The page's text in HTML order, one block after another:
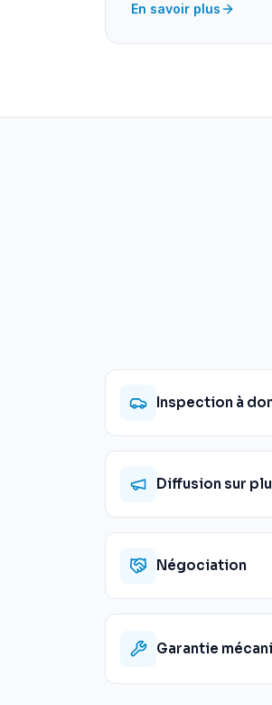
En savoir plus
Inspection à
Diffusion sur
Négociation
Garantie